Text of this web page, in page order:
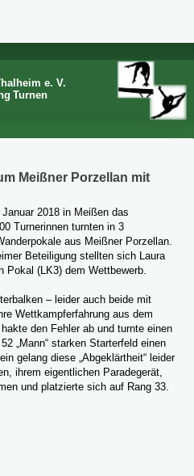
e. V.
Turnen
Meißner Porzellan mit
2018 in Meißen das
Turnerinnen turnten in 3
aus Meißner Porzellan.
Beteiligung stellten sich Laura
Pokal (LK3) dem Wettbewerb.
– leider auch beide mit
Wettkampferfahrung aus dem
den Fehler ab und turnte einen
„Mann“ starken Starterfeld einen
gelang diese „Abgeklärtheit“ leider
ihrem eigentlichen Paradegerät,
und platzierte sich auf Rang 33.